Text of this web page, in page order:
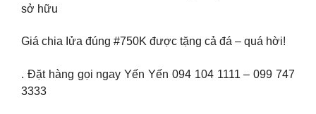
sở hữu
Giá chia Iửa đúng #750K được tặng cả đá – quá hời!
. Đặt hàng gọi ngay Yến Yến 094 104 1111 – 099 747
3333